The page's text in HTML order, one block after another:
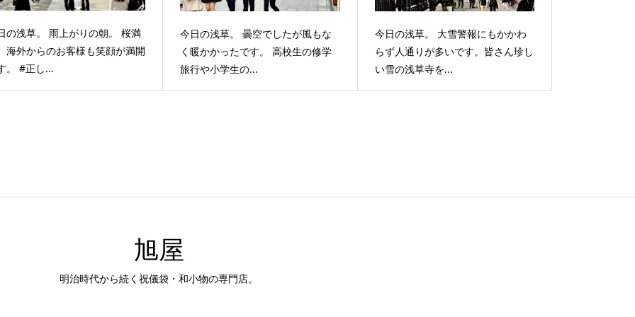
の浅草。 雨上がりの朝。 桜満
海外からのお客様も笑顔が満開
。 #正し...
今日の浅草。 曇空でしたが風もな
く暖かかったです。 高校生の修学
旅行や小学生の...
今日の浅草。 大雪警報にもかかわ
らず人通りが多いです。皆さん珍し
い雪の浅草寺を...
旭屋
明治時代から続く祝儀袋・和小物の専門店。